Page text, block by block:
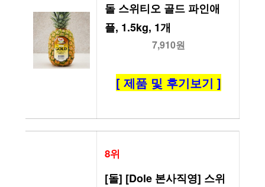
돌 스위티오 골드 파인애
플, 1.5kg, 1개
7,910원
[ 제품 및 후기보기 ]
8위
[돌] [Dole 본사직영] 스위